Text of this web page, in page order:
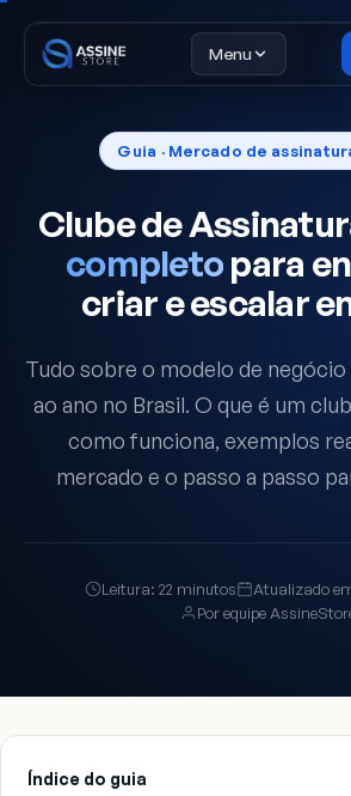
Menu
Guia · Mercado de
Clube de
completopara
criar e escalar
Tudo sobre o modelo de
ao ano no Brasil. O que é um
como funciona, exemplos
mercado e o passo a passo
Leitura: 22 minutos
Atualizado
Por equipe
Índice do guia